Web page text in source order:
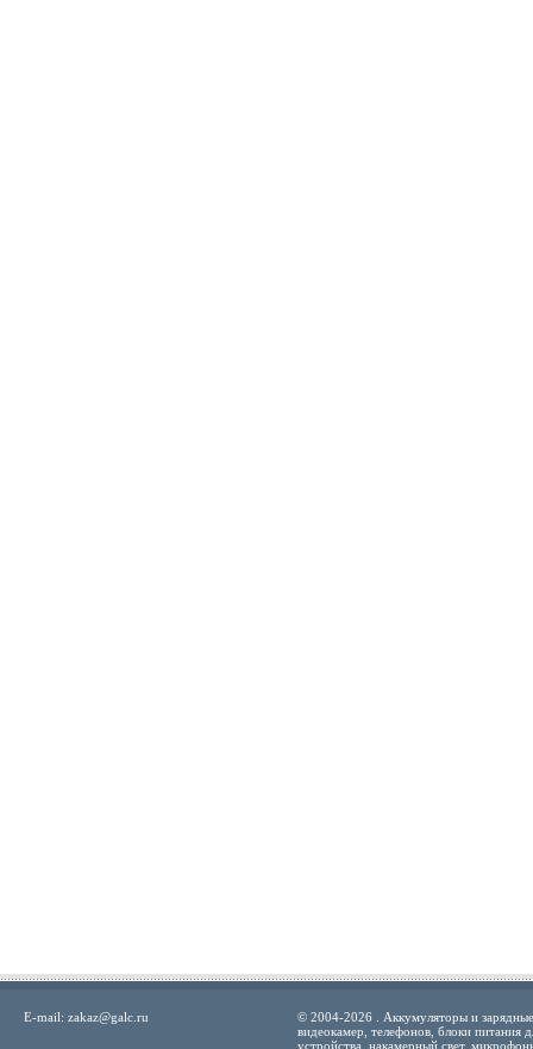
E-mail: zakaz@galc.ru
© 2004-2026 . Аккумуляторы и
видеокамер, телефонов, блоки питания
устройства, накамерный свет,